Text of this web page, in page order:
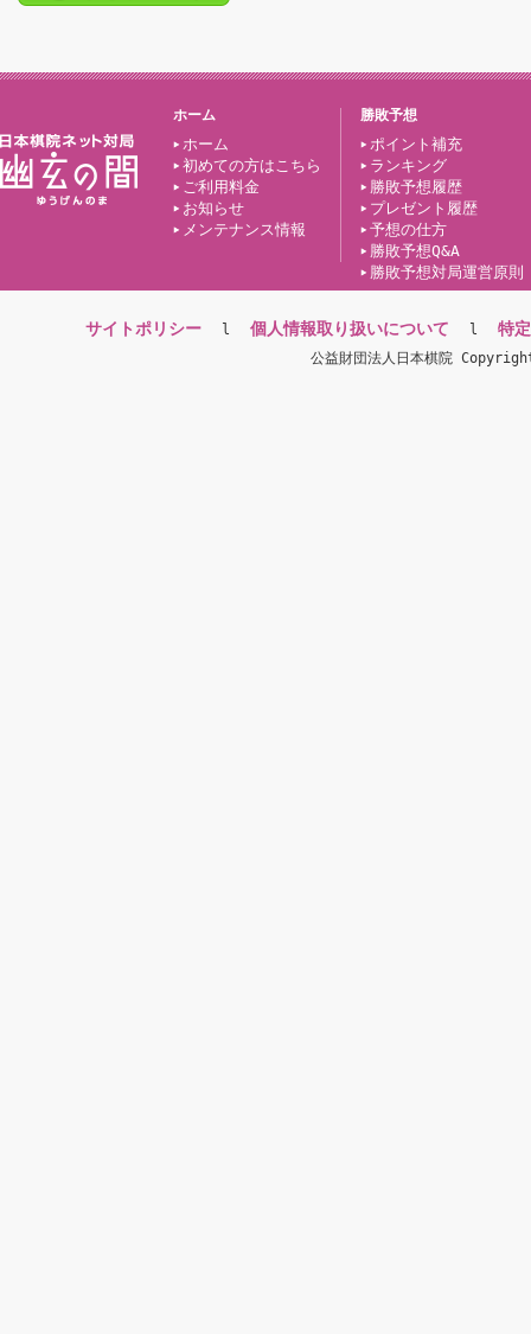
ホーム
ホーム
初めての方はこちら
ご利用料金
お知らせ
メンテナンス情報
勝敗予想
ポイント補充
ランキング
勝敗予想履歴
プレゼント履歴
予想の仕方
勝敗予想Q&A
勝敗予想対局運営原則
サイトポリシー l 個人情報取り扱いについて l 特
公益財団法人日本棋院